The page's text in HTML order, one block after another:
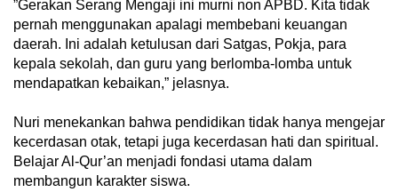
‎”Gerakan Serang Mengaji ini murni non APBD. Kita tidak
pernah menggunakan apalagi membebani keuangan
daerah. Ini adalah ketulusan dari Satgas, Pokja, para
kepala sekolah, dan guru yang berlomba-lomba untuk
mendapatkan kebaikan,” jelasnya.
‎Nuri menekankan bahwa pendidikan tidak hanya mengejar
kecerdasan otak, tetapi juga kecerdasan hati dan spiritual.
Belajar Al-Qur’an menjadi fondasi utama dalam
membangun karakter siswa.